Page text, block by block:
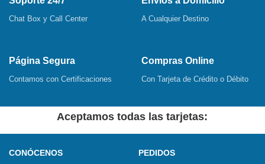
Chat Box y Call Center A Cualquier Destino
Página Segura
Contamos con Certificaciones
Compras Online
Con Tarjeta de Crédito o Débito
Aceptamos todas las tarjetas:
CONÓCENOS PEDIDOS